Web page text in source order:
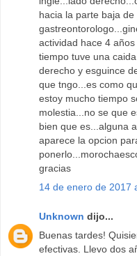
hacia la parte baja
actividad hace 4
tiempo tuve una
derecho y esguince
que tngo...es como
estoy mucho tiempo
molestia...no se que
bien que es...alguna
aparece la opcion
gracias
14 de enero de 2017
Unknown dijo...
Buenas tardes!
efectivas. Llevo dos